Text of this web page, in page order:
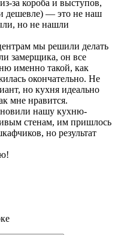
за короба и выступов,
дешевле) — это не наш
но не нашли
мы решили делать
замерщика, он все
именно такой, как
окончательно. Не
но кухня идеально
мне нравится.
нашу кухню-
стенам, им пришлось
но результат